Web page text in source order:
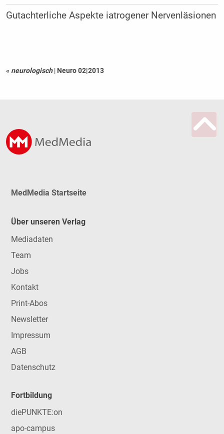
Gutachterliche Aspekte iatrogener Nervenläsionen
« neurologisch | Neuro 02|2013
MedMedia Startseite
Über unseren Verlag
Mediadaten
Team
Jobs
Kontakt
Print-Abos
Newsletter
Impressum
AGB
Datenschutz
Fortbildung
diePUNKTE:on
apo-campus